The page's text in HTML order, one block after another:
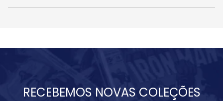
RECEBEMOS NOVAS COLEÇÕES